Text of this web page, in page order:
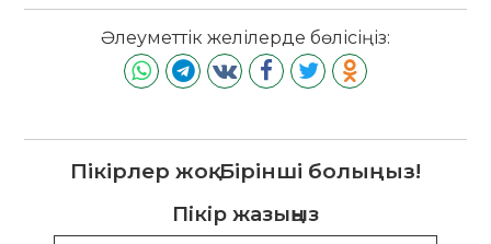
Әлеуметтік желілерде бөлісіңіз:
Пікірлер жоқ. Бірінші болыңыз!
Пікір жазыңыз